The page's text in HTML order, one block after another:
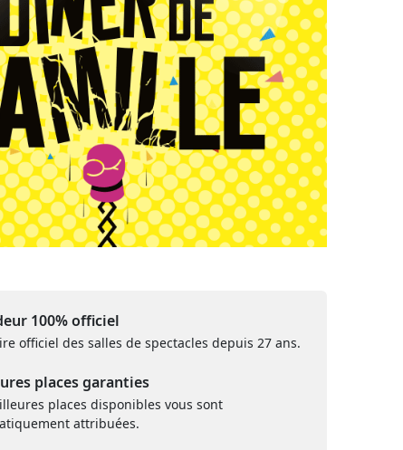
100% officiel
officiel des salles de spectacles depuis 27 ans.
places garanties
places disponibles vous sont
attribuées.